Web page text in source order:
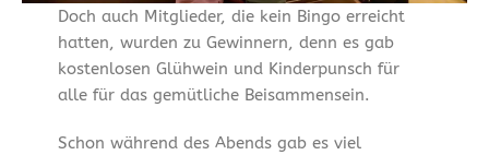
Doch auch Mitglieder, die kein Bingo erreicht
hatten, wurden zu Gewinnern, denn es gab
kostenlosen Glühwein und Kinderpunsch für
alle für das gemütliche Beisammensein.
Schon während des Abends gab es viel